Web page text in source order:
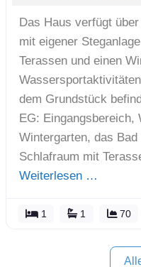
Das Haus verfügt
mit eigener
Terassen und einen
dem Grundstück
EG: Eingangsbereich,
Wintergarten, das
Schlafraum mit
Weiterlesen …
1 1 70